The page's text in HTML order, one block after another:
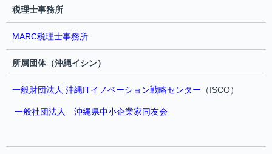
税理士事務所
MARC税理士事務所
所属団体（沖縄イシン）
一般財団法人 沖縄ITイノベーション戦略センター （ISCO）
一般社団法人 沖縄県中小企業家同友会